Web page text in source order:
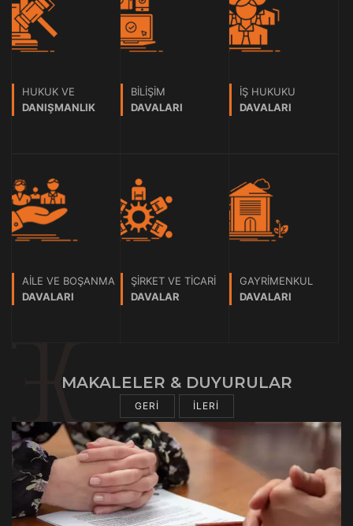
HUKUK VE
DANIŞMANLIK
BİLİŞİM
DAVALARI
İŞ HUKUKU
DAVALARI
AİLE VE BOŞANMA
DAVALARI
ŞİRKET VE TİCARİ
DAVALAR
GAYRİMENKUL
DAVALARI
MAKALELER & DUYURULAR
GERİ İLERİ